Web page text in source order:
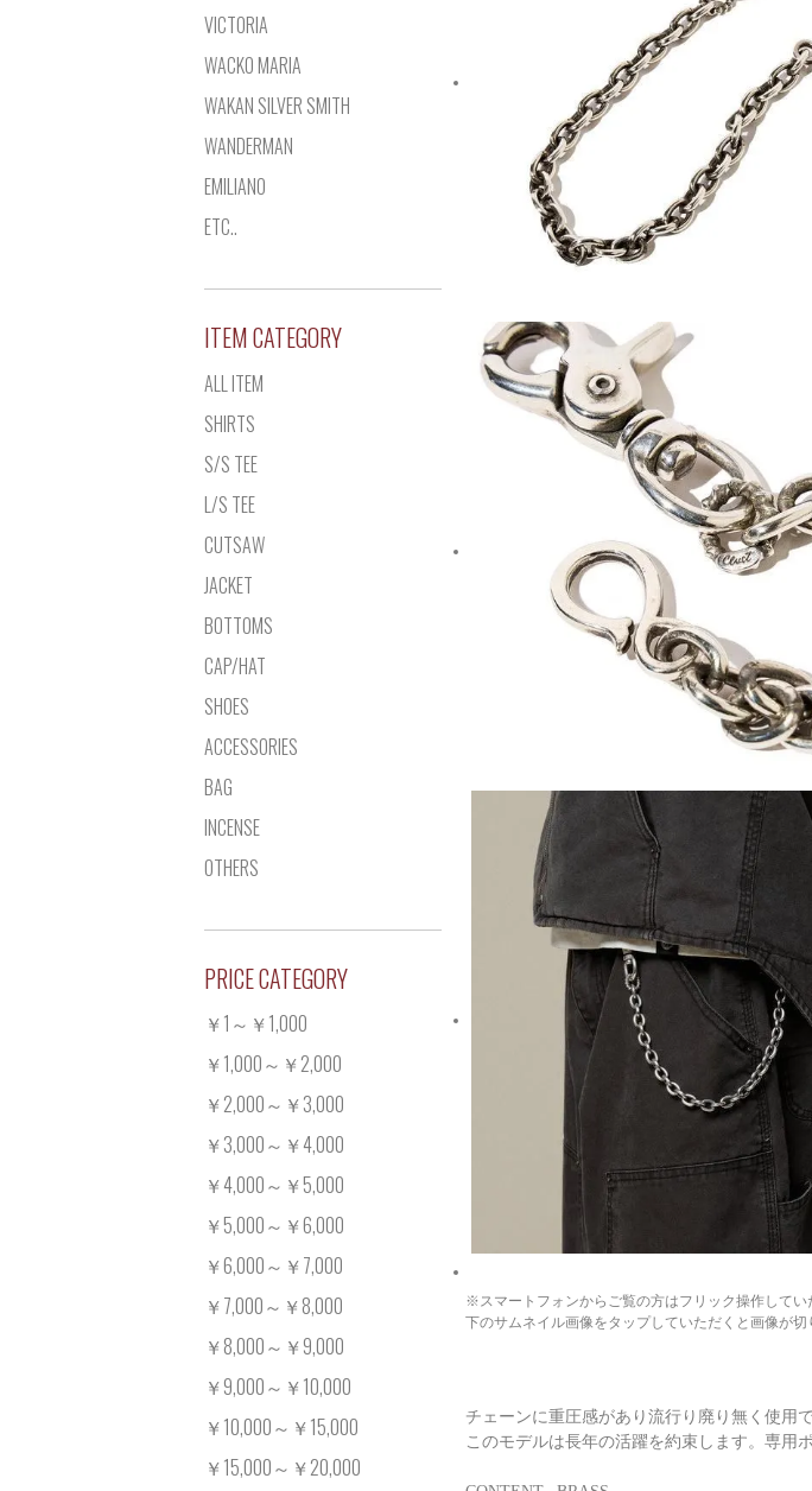
※スマートフォンからご覧の方はフリック操作してい
下のサムネイル画像をタップしていただくと画像が切
チェーンに重圧感があり流行り廃り無く使用
このモデルは長年の活躍を約束します。専用
VICTORIA
WACKO MARIA
WAKAN SILVER SMITH
WANDERMAN
EMILIANO
ETC..
ITEM CATEGORY
ALL ITEM
SHIRTS
S/S TEE
L/S TEE
CUTSAW
JACKET
BOTTOMS
CAP/HAT
SHOES
ACCESSORIES
BAG
INCENSE
OTHERS
PRICE CATEGORY
￥1～￥1,000
￥1,000～￥2,000
￥2,000～￥3,000
￥3,000～￥4,000
￥4,000～￥5,000
￥5,000～￥6,000
￥6,000～￥7,000
￥7,000～￥8,000
￥8,000～￥9,000
￥9,000～￥10,000
￥10,000～￥15,000
￥15,000～￥20,000